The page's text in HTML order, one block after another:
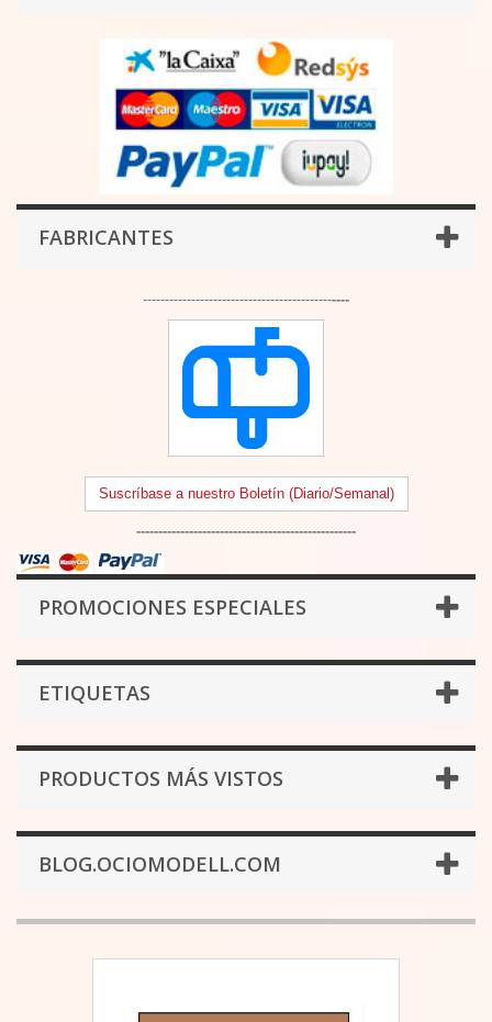
FABRICANTES
-----------------------------------------------
Suscríbase a nuestro Boletín (Diario/Semanal)
--------------------------------------------------
PROMOCIONES ESPECIALES
ETIQUETAS
PRODUCTOS MÁS VISTOS
BLOG.OCIOMODELL.COM